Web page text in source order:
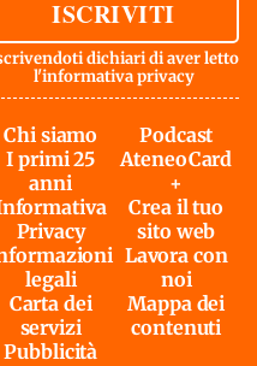
ISCRIVITI
dichiari di aver letto
l'informativa privacy
Chi siamo
I primi 25
anni
Privacy
legali
Carta dei
servizi
Pubblicità
Podcast
AteneoCard
+
Crea il tuo
sito web
Lavora con
noi
Mappa dei
contenuti